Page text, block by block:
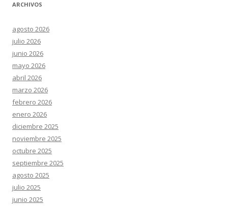
ARCHIVOS
agosto 2026
julio 2026
junio 2026
mayo 2026
abril 2026
marzo 2026
febrero 2026
enero 2026
diciembre 2025
noviembre 2025
octubre 2025
septiembre 2025
agosto 2025
julio 2025
junio 2025